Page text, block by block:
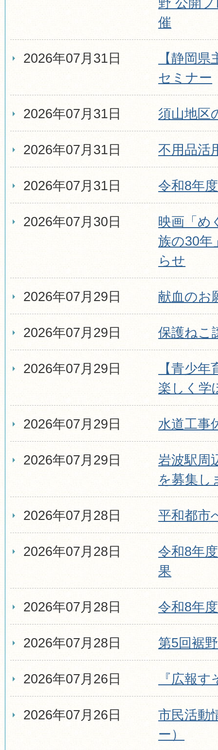
催
2026年07月31日
【静岡
セミナー
2026年07月31日 須山地区
2026年07月31日 不用品活
2026年07月31日 令和8年
2026年07月30日
映画「め
族の30年
らせ
2026年07月29日 献血のお
2026年07月29日 保護ねこ
2026年07月29日
【青少
楽しく学
2026年07月29日 水道工事
2026年07月29日
岩波駅周
を募集し
2026年07月28日 平和都市
2026年07月28日
令和8年
果
2026年07月28日 令和8年
2026年07月28日 第5回裾
2026年07月26日 『広報
2026年07月26日
市民活動
ー）